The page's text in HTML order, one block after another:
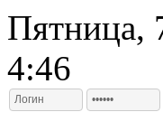
Пятница,
4:46